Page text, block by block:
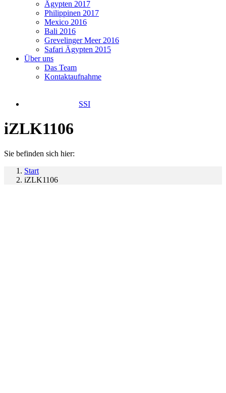
Ägypten 2017
Philippinen 2017
Mexico 2016
Bali 2016
Grevelinger Meer 2016
Safari Ägypten 2015
Über uns
Das Team
Kontaktaufnahme
SSI
iZLK1106
Sie befinden sich hier:
Start
iZLK1106